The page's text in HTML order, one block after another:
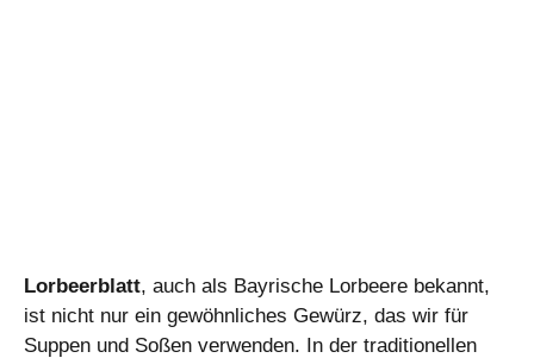
Lorbeerblatt, auch als Bayrische Lorbeere bekannt,
ist nicht nur ein gewöhnliches Gewürz, das wir für
Suppen und Soßen verwenden. In der traditionellen